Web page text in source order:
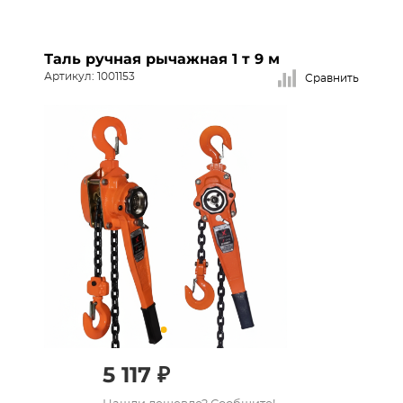
Таль ручная рычажная 1 т 9 м
Артикул: 1001153 Сравнить
5 117 ₽